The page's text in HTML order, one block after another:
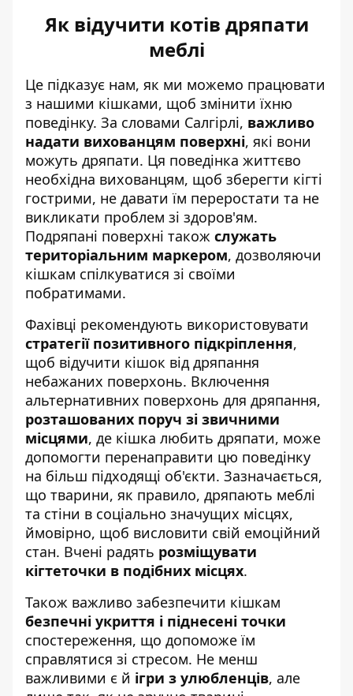
Як відучити котів дряпати
меблі
Це підказує нам, як ми можемо працювати
з нашими кішками, щоб змінити їхню
поведінку. За словами Салгірлі, важливо
надати вихованцям поверхні, які вони
можуть дряпати. Ця поведінка життєво
необхідна вихованцям, щоб зберегти кігті
гострими, не давати їм переростати та не
викликати проблем зі здоров'ям.
Подряпані поверхні також служать
територіальним маркером, дозволяючи
кішкам спілкуватися зі своїми
побратимами.
Фахівці рекомендують використовувати
стратегії позитивного підкріплення,
щоб відучити кішок від дряпання
небажаних поверхонь. Включення
альтернативних поверхонь для дряпання,
розташованих поруч зі звичними
місцями, де кішка любить дряпати, може
допомогти перенаправити цю поведінку
на більш підходящі об'єкти. Зазначається,
що тварини, як правило, дряпають меблі
та стіни в соціально значущих місцях,
ймовірно, щоб висловити свій емоційний
стан. Вчені радять розміщувати
кігтеточки в подібних місцях.
Також важливо забезпечити кішкам
безпечні укриття і піднесені точки
спостереження, що допоможе їм
справлятися зі стресом. Не менш
важливими є й ігри з улюбленців, але